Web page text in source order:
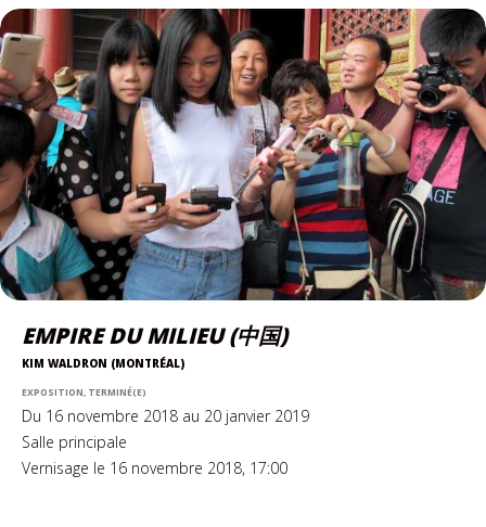
EMPIRE DU MILIEU (中国)
KIM WALDRON (MONTRÉAL)
EXPOSITION, TERMINÉ(E)
Du 16 novembre 2018 au 20 janvier 2019
Salle principale
Vernisage le 16 novembre 2018, 17:00